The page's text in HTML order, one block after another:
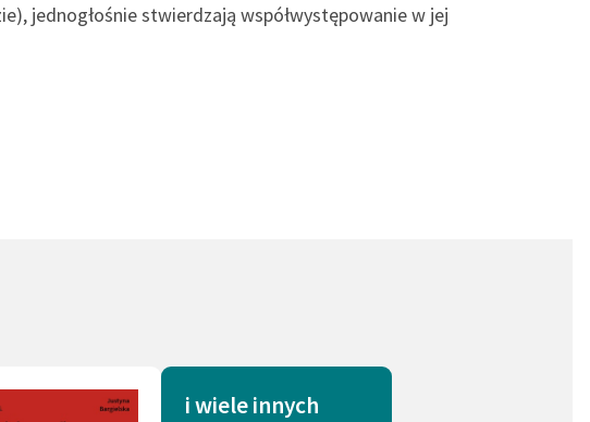
jednogłośnie stwierdzają współwystępowanie w jej
i wiele innych